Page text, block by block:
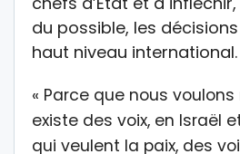
du possible, les
haut niveau international.
« Parce que nous voulons
existe des voix, en Israël
qui veulent la paix, des